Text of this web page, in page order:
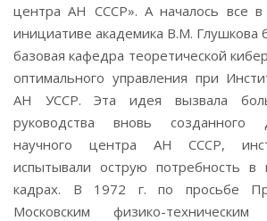
центра АН СССР». А началось все в
инициативе академика В.М. Глушкова
базовая кафедра теоретической
оптимального управления при
АН УССР. Эта идея вызвала
руководства вновь созданного
научного центра АН СССР,
испытывали острую потребность в
кадрах. В 1972 г. по просьбе
Московским физико-